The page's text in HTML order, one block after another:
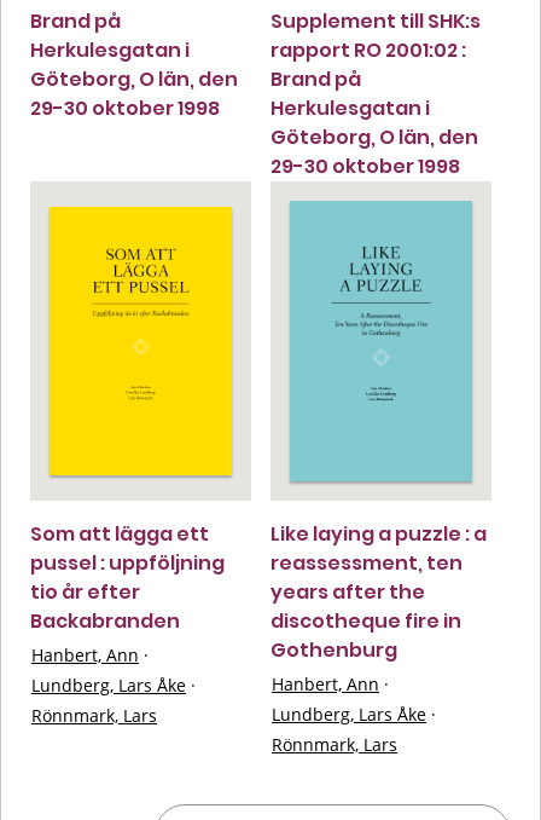
Brand på
Herkulesgatan i
Göteborg, O län, den
29-30 oktober 1998
Supplement till SHK:s
rapport RO 2001:02 :
Brand på
Herkulesgatan i
Göteborg, O län, den
29-30 oktober 1998
Som att lägga ett
pussel : uppföljning
tio år efter
Backabranden
Hanbert, Ann ·
Lundberg, Lars Åke ·
Rönnmark, Lars
Like laying a puzzle : a
reassessment, ten
years after the
discotheque fire in
Gothenburg
Hanbert, Ann ·
Lundberg, Lars Åke ·
Rönnmark, Lars